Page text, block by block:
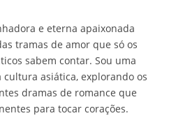
e eterna apaixonada
tramas de amor que só os
sabem contar. Sou uma
cultura asiática, explorando os
dramas de romance que
para tocar corações.